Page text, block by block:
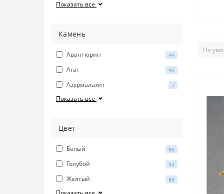
Показать все
Камень
Авантюрин 49
Агат 40
Азурмалахит 2
Показать все
Цвет
Белый 86
Голубой 34
Желтый 89